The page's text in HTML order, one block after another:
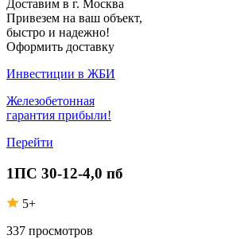
Доставим в г. Москва
Привезем на ваш объект,
быстро и надежно!
Оформить доставку
Инвестиции в ЖБИ
Железобетонная
гарантия прибыли!
Перейти
1ПС 30-12-4,0 пб
5+
337 просмотров